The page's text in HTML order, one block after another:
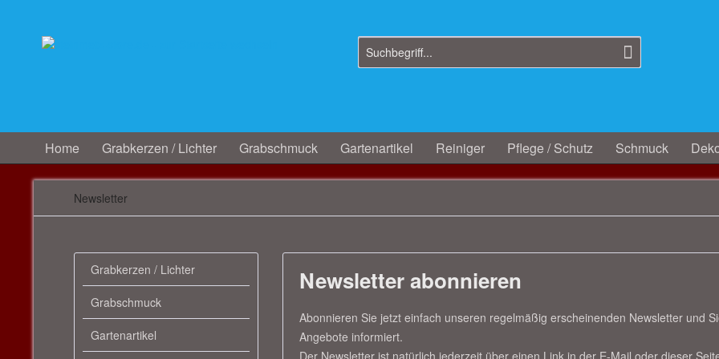
Home Grabkerzen / Lichter Grabschmuck Gartenartikel Reiniger Pflege / Schutz Schmuck
Newsletter
Grabkerzen / Lichter
Grabschmuck
Gartenartikel
Newsletter abonnieren
Abonnieren Sie jetzt einfach unseren regelmäßig erscheinenden Newsletter und
Angebote informiert.
Der Newsletter ist natürlich jederzeit über einen Link in der E-Mail oder dieser